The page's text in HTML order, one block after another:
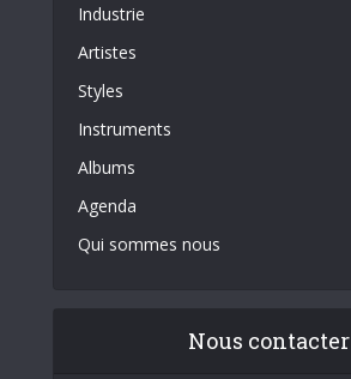
Industrie
Artistes
Styles
Instruments
Albums
Agenda
Qui sommes nous
Nous contacter